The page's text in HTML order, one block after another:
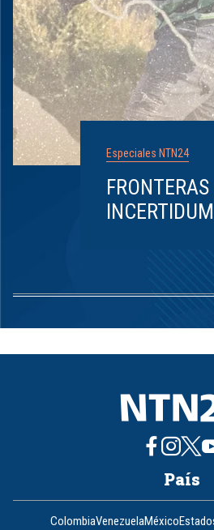
Especiales NTN24
FRONTERAS
1
8
País
ColombiaVenezuelaMéxico